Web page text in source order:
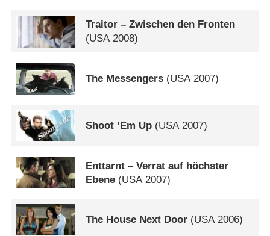
Traitor – Zwischen den Fronten
(USA2008)
The Messengers (USA2007)
Shoot ’Em Up (USA2007)
Enttarnt – Verrat auf höchster
Ebene (USA 2007)
The House Next Door (USA2006)